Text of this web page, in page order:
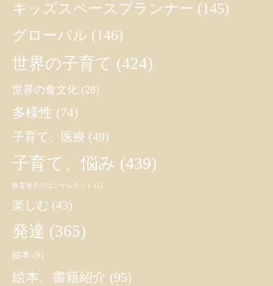
キッズスペースプランナー (145)
グローバル (146)
世界の子育て (424)
世界の食文化 (28)
多様性 (74)
子育て、医療 (49)
子育て、悩み (439)
教育迷子のコンサルタント (2)
楽しむ (43)
発達 (365)
絵本 (9)
絵本、書籍紹介 (95)